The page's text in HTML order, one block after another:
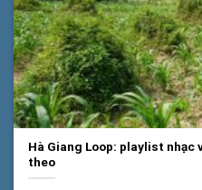
Hà Giang Loop: playlist nhạc
theo